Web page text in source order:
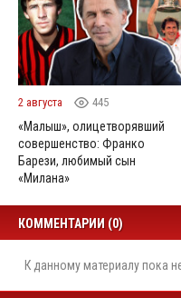
2 августа 445
«Малыш», олицетворявший
совершенство: Франко
Барези, любимый сын
«Милана»
КОММЕНТАРИИ (0)
К данному материалу пока